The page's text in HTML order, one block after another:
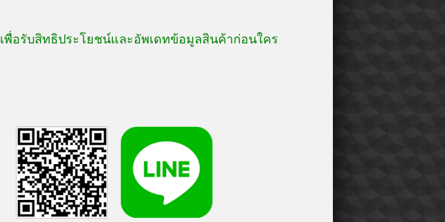
เพื่อรับสิทธิประโยชน์และอัพเดทข้อมูลสินค้าก่อนใคร